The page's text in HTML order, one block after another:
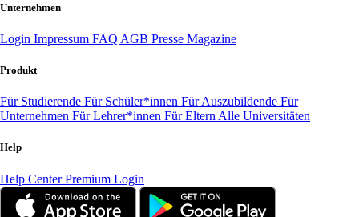
Unternehmen
Login Impressum FAQ AGB Presse Magazine
Produkt
Für Studierende Für Schüler*innen Für Auszubildende Für
Unternehmen Für Lehrer*innen Für Eltern Alle Universitäten
Help
Help CenterPremium Login